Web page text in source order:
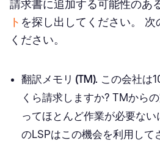
請求書に追加する可能性のあ
ト を探し出してください。 次
ください。
翻訳メモリ (TM). この会社は
くら請求しますか? TMから
ってほとんど作業が必要ない
のLSPはこの機会を利用して